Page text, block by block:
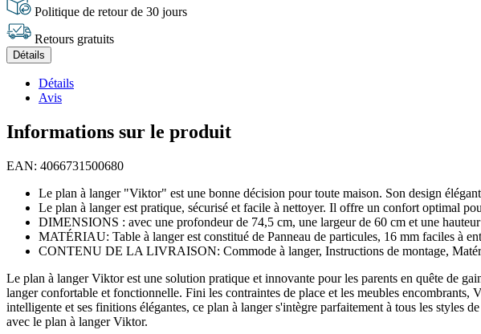
Politique de retour de 30 jours
Retours gratuits
Détails
Détails
Avis
Informations sur le produit
EAN: 4066731500680
Le plan à langer "Viktor" est une bonne décision pour toute maison. Son design
Le plan à langer est pratique, sécurisé et facile à nettoyer. Il offre un confort optimal
DIMENSIONS : avec une profondeur de 74,5 cm, une largeur de 60 cm et une
MATÉRIAU: Table à langer est constitué de Panneau de particules, 16 mm faciles à
CONTENU DE LA LIVRAISON: Commode à langer, Instructions de montage,
Le plan à langer Viktor est une solution pratique et innovante pour les parents en quête de
langer confortable et fonctionnelle. Fini les contraintes de place et les meubles
intelligente et ses finitions élégantes, ce plan à langer s'intègre parfaitement à tous les styles
avec le plan à langer Viktor.